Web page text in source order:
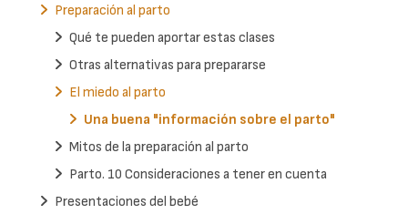
Preparación al parto
Qué te pueden aportar estas clases
Otras alternativas para prepararse
El miedo al parto
Una buena "información sobre el parto"
Mitos de la preparación al parto
Parto. 10 Consideraciones a tener en cuenta
Presentaciones del bebé